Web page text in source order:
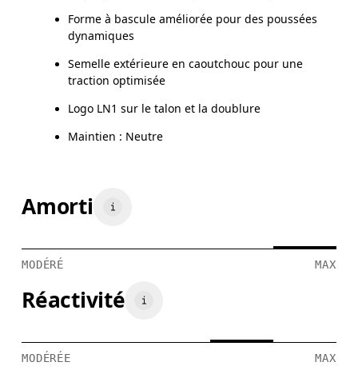
Forme à bascule améliorée pour des poussées
dynamiques
Semelle extérieure en caoutchouc pour une
traction optimisée
Logo LN1 sur le talon et la doublure
Maintien : Neutre
Amorti
MODÉRÉ MAX
Réactivité
MODÉRÉE MAX